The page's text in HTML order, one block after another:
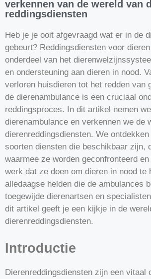
verkennen van de wereld van
reddingsdiensten
Heb je je ooit afgevraagd wat er in de
gebeurt? Reddingsdiensten voor
onderdeel van het
en ondersteuning aan dieren in nood.
verloren huisdieren tot het redden van
de dierenambulance is een cruciaal
reddingsproces. In dit artikel nemen
dierenambulance en verkennen we de
dierenreddingsdiensten. We
soorten diensten die beschikbaar zijn,
waarmee ze worden geconfronteerd
werk dat ze doen om dieren in nood te
alledaagse helden die de ambulances
toegewijde dierenartsen en
dit artikel geeft je een kijkje in de
dierenreddingsdiensten.
Introductie
Dierenreddingsdiensten zijn een vitaal